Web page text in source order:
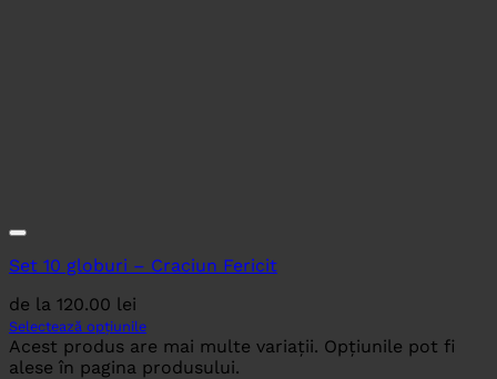
Set 10 globuri – Craciun Fericit
de la 120.00 lei
Selectează opțiunile
Acest produs are mai multe variații. Opțiunile pot fi
alese în pagina produsului.